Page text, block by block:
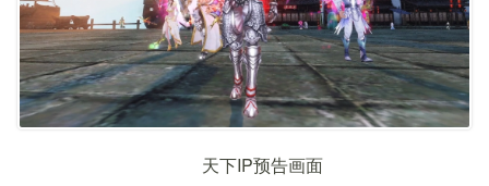
天下IP预告画面